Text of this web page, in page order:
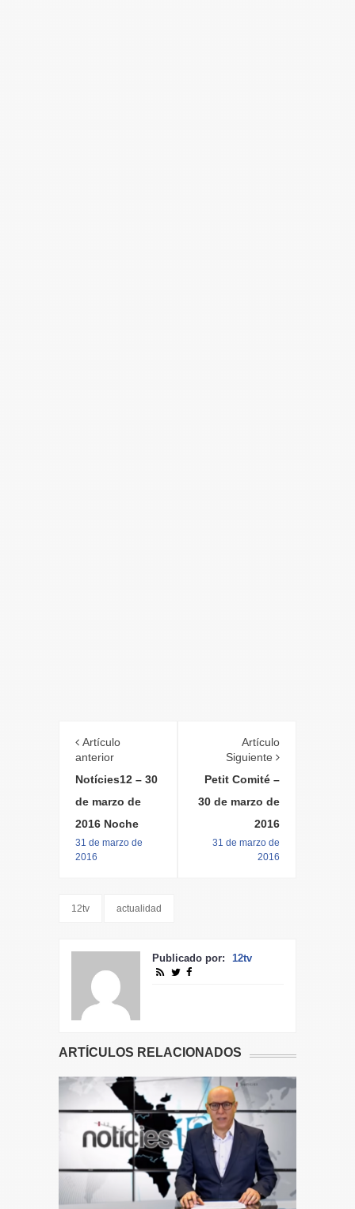
Artículo
anterior
Notícies12 – 30
de marzo de
2016 Noche
31 de marzo de
2016
Artículo
Siguiente
Petit Comité –
30 de marzo de
2016
31 de marzo de
2016
12tv actualidad
Publicado por: 12tv
ARTÍCULOS RELACIONADOS